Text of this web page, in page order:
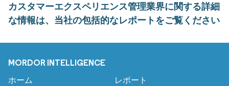
カスタマーエクスペリエンス管理業界に関する詳細
な情報は、当社の包括的なレポートをご覧ください
MORDOR INTELLIGENCE
ホーム レポート